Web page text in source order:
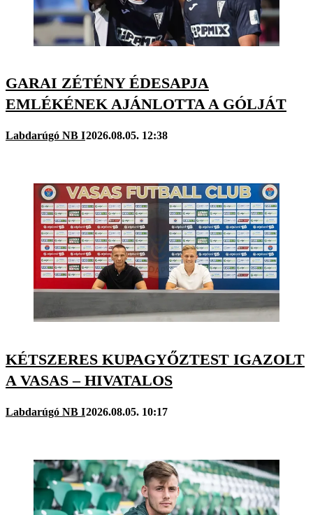
GARAI ZÉTÉNY ÉDESAPJA
EMLÉKÉNEK AJÁNLOTTA A GÓLJÁT
Labdarúgó NB I2026.08.05. 12:38
KÉTSZERES KUPAGYŐZTEST IGAZOLT
A VASAS – HIVATALOS
Labdarúgó NB I2026.08.05. 10:17